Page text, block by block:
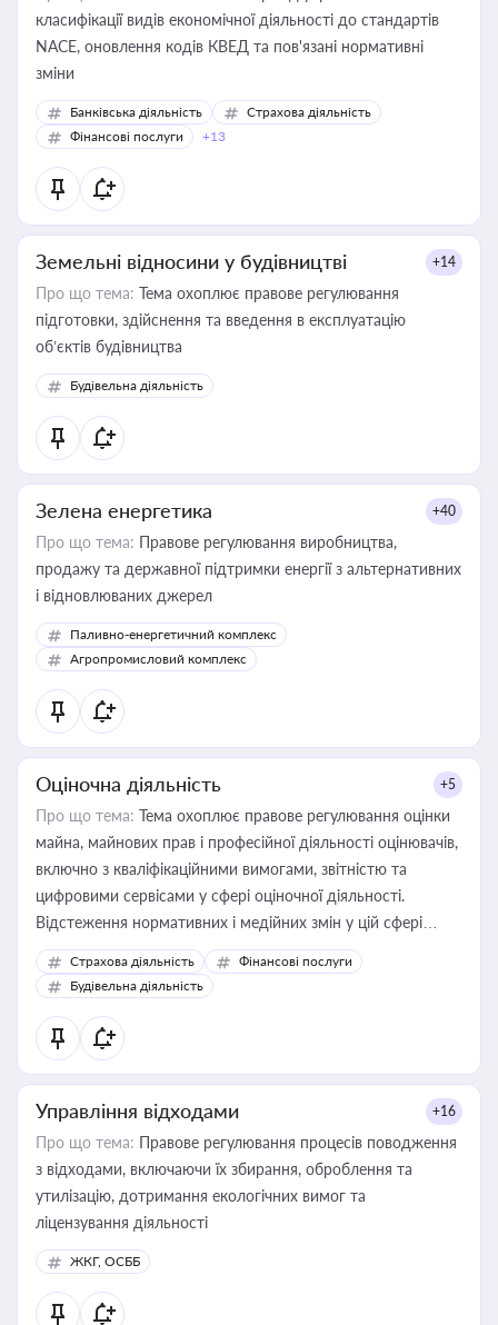
класифікації видів економічної діяльності до стандартів
NACE, оновлення кодів КВЕД та пов'язані нормативні
зміни
Банківська діяльність
Страхова діяльність
Фінансові послуги
+13
Земельні відносини у будівництві +14
Про що тема: Тема охоплює правове регулювання
підготовки, здійснення та введення в експлуатацію
об’єктів будівництва
Будівельна діяльність
Зелена енергетика +40
Про що тема: Правове регулювання виробництва,
продажу та державної підтримки енергії з альтернативних
і відновлюваних джерел
Паливно-енергетичний комплекс
Агропромисловий комплекс
Оціночна діяльність +5
Про що тема: Тема охоплює правове регулювання оцінки
майна, майнових прав і професійної діяльності оцінювачів,
включно з кваліфікаційними вимогами, звітністю та
цифровими сервісами у сфері оціночної діяльності.
Відстеження нормативних і медійних змін у цій сфері
корисне для власника бізнесу, керівника, юриста або
бухгалтера під час оподаткування, приватизації, оренди
державного майна, корпоративних угод і перевірки
статусу суб'єктів оціночної діяльності
Страхова діяльність
Фінансові послуги
Будівельна діяльність
Управління відходами +16
Про що тема: Правове регулювання процесів поводження
з відходами, включаючи їх збирання, оброблення та
утилізацію, дотримання екологічних вимог та
ліцензування діяльності
ЖКГ, ОСББ